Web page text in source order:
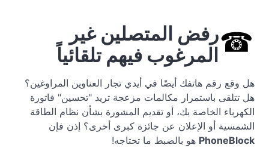
رفض المتصلين غير
المرغوب فيهم تلقائياً
هل وقع رقم هاتفك أيضًا في أيدي تجار العناوين المراوغين؟
هل تتلقى باستمرار مكالمات مزعجة تريد "تحسين" فاتورة
الكهرباء الخاصة بك، أو تقديم المشورة بشأن نظام الطاقة
الشمسية أو الإعلان عن جائزة كبرى أخرى؟ إذن فإن
PhoneBlock هو بالضبط ما تحتاجه!